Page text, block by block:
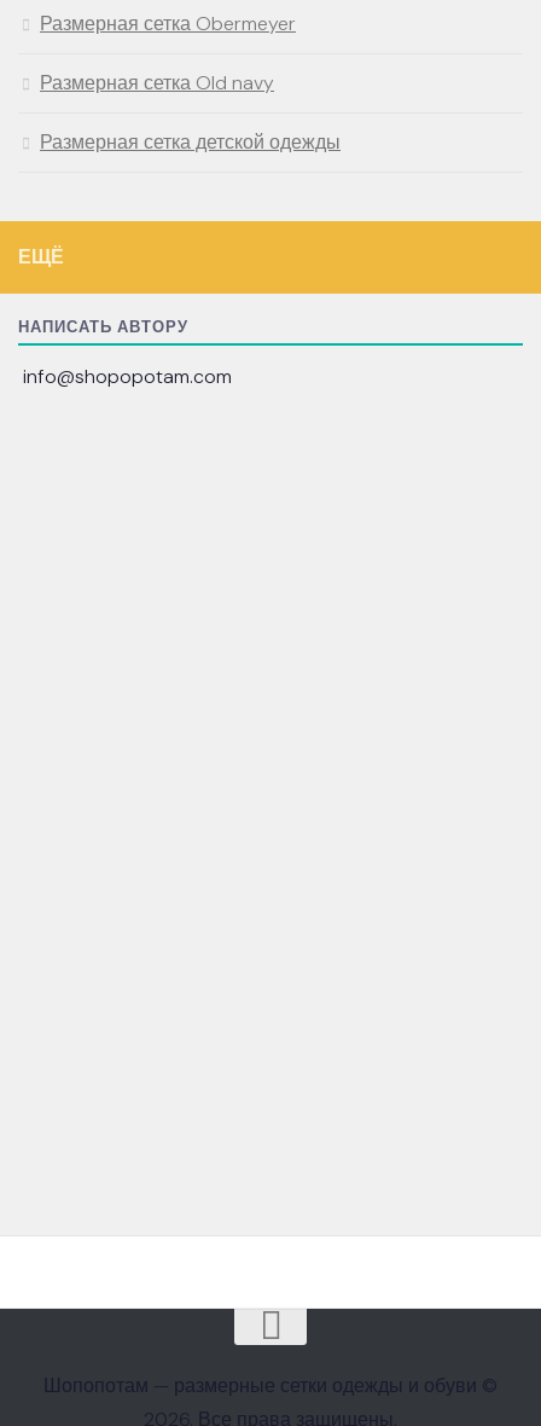
Размерная сетка Obermeyer
Размерная сетка Old navy
Размерная сетка детской одежды
ЕЩЁ
НАПИСАТЬ АВТОРУ
info@shopopotam.com
Шопопотам — размерные сетки одежды и обуви ©
2026. Все права защищены.